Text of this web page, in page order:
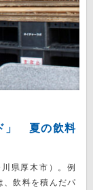
」 夏の飲料
県厚木市）。例
、飲料を積んだパ